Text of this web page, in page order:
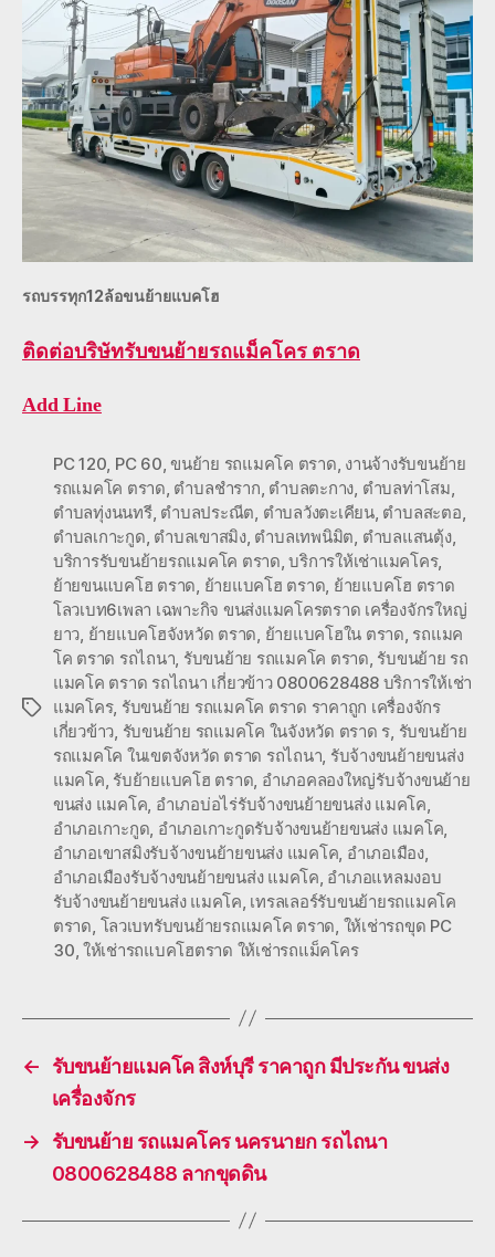
รถบรรทุก12ล้อขนย้ายแบคโฮ
ติดต่อบริษัทรับขนย้ายรถแม็คโคร ตราด
Add Line
Tags
PC 120, PC 60,ขนย้าย รถแมคโค ตราด, งานจ้างรับขนย้าย
รถแมคโค ตราด, ตำบลชำราก, ตำบลตะกาง, ตำบลท่าโสม,
ตำบลทุ่งนนทรี, ตำบลประณีต, ตำบลวังตะเคียน, ตำบลสะตอ,
ตำบลเกาะกูด, ตำบลเขาสมิง, ตำบลเทพนิมิต, ตำบลแสนตุ้ง,
บริการรับขนย้ายรถแมคโค ตราด,บริการให้เช่าแมคโคร,
ย้ายขนแบคโฮ ตราด, ย้ายแบคโฮ ตราด, ย้ายแบคโฮ ตราด
โลวเบท6เพลา เฉพาะกิจ ขนส่งแมคโครตราด เครื่องจักรใหญ่
ยาว, ย้ายแบคโฮจังหวัด ตราด, ย้ายแบคโฮใน ตราด, รถแมค
โค ตราด รถไถนา, รับขนย้าย รถแมคโค ตราด, รับขนย้าย รถ
แมคโค ตราด รถไถนา เกี่ยวข้าว 0800628488 บริการให้เช่า
แมคโคร, รับขนย้าย รถแมคโค ตราด ราคาถูก เครื่องจักร
เกี่ยวข้าว, รับขนย้าย รถแมคโค ในจังหวัด ตราด ร, รับขนย้าย
รถแมคโค ในเขตจังหวัด ตราด รถไถนา, รับจ้างขนย้ายขนส่ง
แมคโค, รับย้ายแบคโฮ ตราด, อำเภอคลองใหญ่รับจ้างขนย้าย
ขนส่ง แมคโค, อำเภอบ่อไร่รับจ้างขนย้ายขนส่ง แมคโค,
อำเภอเกาะกูด, อำเภอเกาะกูดรับจ้างขนย้ายขนส่ง แมคโค,
อำเภอเขาสมิงรับจ้างขนย้ายขนส่ง แมคโค, อำเภอเมือง,
อำเภอเมืองรับจ้างขนย้ายขนส่ง แมคโค, อำเภอแหลมงอบ
รับจ้างขนย้ายขนส่ง แมคโค, เทรลเลอร์รับขนย้ายรถแมคโค
ตราด, โลวเบทรับขนย้ายรถแมคโค ตราด, ให้เช่ารถขุด PC
30, ให้เช่ารถแบคโฮตราด ให้เช่ารถแม็คโคร
←
รับขนย้ายแมคโค สิงห์บุรี ราคาถูก มีประกัน ขนส่ง
เครื่องจักร
→
รับขนย้าย รถแมคโคร นครนายก รถไถนา
0800628488 ลากขุดดิน